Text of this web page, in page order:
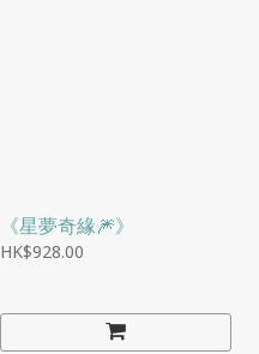
《星夢奇緣🎆》
HK$928.00